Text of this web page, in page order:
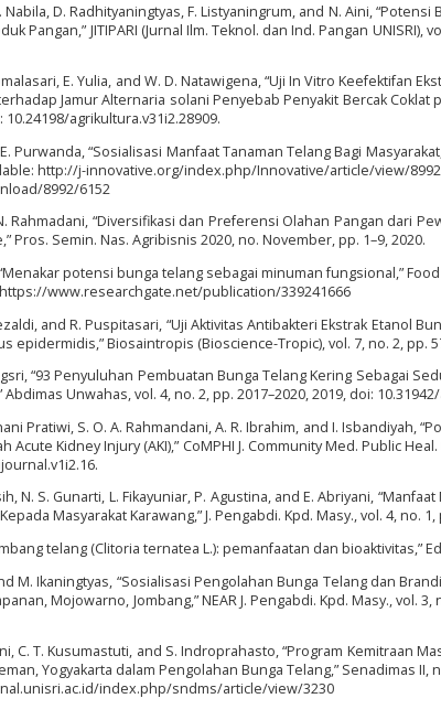
Nabila, D. Radhityaningtyas, F. Listyaningrum, and N. Aini,
Pangan,” JITIPARI (Jurnal Ilm. Teknol. dan Ind. Pangan UNISRI),
E. Yulia, and W. D. Natawigena, “Uji In Vitro Keefektifan
Jamur Alternaria solani Penyebab Penyakit Bercak Coklat
10.24198/agrikultura.v31i2.28909.
Purwanda, “Sosialisasi Manfaat Tanaman Telang Bagi
http://j-innovative.org/index.php/Innovative/article/view/
8992/6152
Rahmadani, “Diversifikasi dan Preferensi Olahan Pangan dari
Pros. Semin. Nas. Agribisnis 2020, no. November, pp. 1–9, 2020.
potensi bunga telang sebagai minuman fungsional,” Food
www.researchgate.net/publication/339241666
and R. Puspitasari, “Uji Aktivitas Antibakteri Ekstrak Etanol
epidermidis,” Biosaintropis (Bioscience-Tropic), vol. 7, no. 2, pp.
“93 Penyuluhan Pembuatan Bunga Telang Kering Sebagai
Abdimas Unwahas, vol. 4, no. 2, pp. 2017–2020, 2019, doi:
Pratiwi, S. O. A. Rahmandani, A. R. Ibrahim, and I. Isbandiyah,
Acute Kidney Injury (AKI),” CoMPHI J. Community Med. Public
N. S. Gunarti, L. Fikayuniar, P. Agustina, and E. Abriyani,
Masyarakat Karawang,” J. Pengabdi. Kpd. Masy., vol. 4, no. 1,
telang (Clitoria ternatea L.): pemanfaatan dan bioaktivitas,”
M. Ikaningtyas, “Sosialisasi Pengolahan Bunga Telang dan
Mojowarno, Jombang,” NEAR J. Pengabdi. Kpd. Masy., vol.
C. T. Kusumastuti, and S. Indroprahasto, “Program Kemitraan
Yogyakarta dalam Pengolahan Bunga Telang,” Senadimas II,
index.php/sndms/article/view/3230